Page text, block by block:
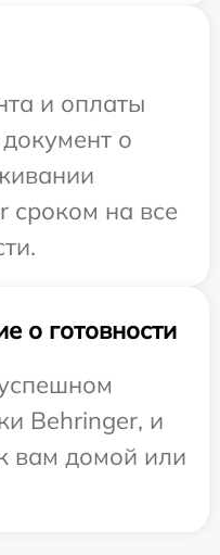
и оплаты
о
сроком на все
о готовности
Behringer, и
вам домой или